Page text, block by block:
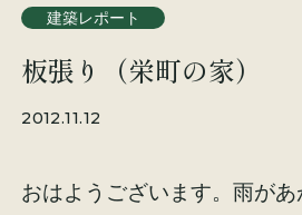
建築レポート
板張り（栄町の家）
2012.11.12
おはようございます。雨が
大工が建てる家
気候風土適応住宅
性能・素材